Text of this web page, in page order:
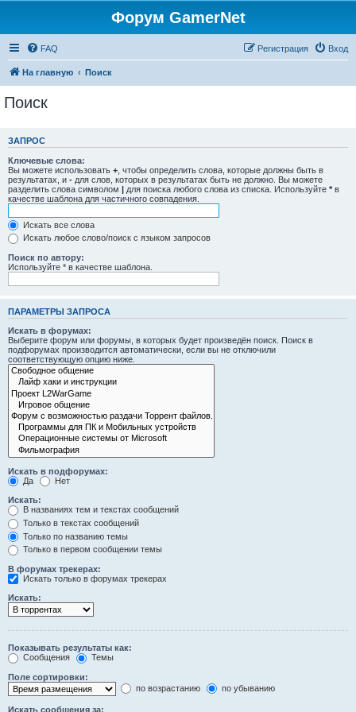
Форум GamerNet
FAQ Вход
Регистрация
На главную Поиск
Поиск
ЗАПРОС
Ключевые слова:
Вы можете использовать + , чтобы определить слова, которые должны быть в
результатах, и - для слов, которых в результатах быть не должно. Вы можете
разделить слова символом | для поиска любого слова из списка. Используйте * в
качестве шаблона для частичного совпадения.
Искать все слова
Искать любое слово/поиск с языком запросов
Поиск по автору:
Используйте * в качестве шаблона.
ПАРАМЕТРЫ ЗАПРОСА
Искать в форумах:
Выберите форум или форумы, в которых будет произведён поиск. Поиск в
подфорумах производится автоматически, если вы не отключили
соответствующую опцию ниже.
Искать в подфорумах:
Да
Нет
Искать:
В названиях тем и текстах сообщений
Только в текстах сообщений
Только по названию темы
Только в первом сообщении темы
В форумах трекерах:
Искать только в форумах трекерах
Искать:
Показывать результаты как:
Сообщения
Темы
Поле сортировки:
по возрастанию
по убыванию
Искать сообщения за: